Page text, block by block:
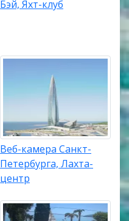
Бэй, Яхт-клуб
Веб-камера Санкт-
Петербурга, Лахта-
центр